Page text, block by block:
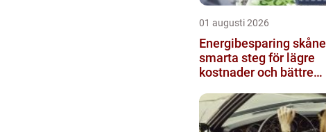
01 augusti 2026
Energibesparing skåne
smarta steg för lägre
kostnader och bättre